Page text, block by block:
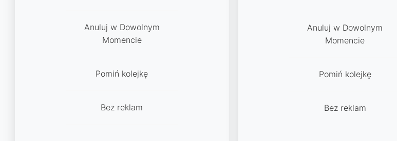
Anuluj w Dowolnym
Momencie
Pomiń kolejkę
Bez reklam
Anuluj w Dowolnym
Momencie
Pomiń kolejkę
Bez reklam